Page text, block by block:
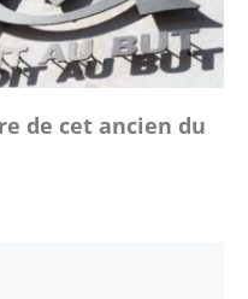
de cet ancien du